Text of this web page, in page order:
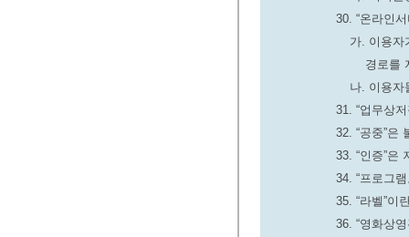
30. “온라인
가. 이용자
경로를
나. 이용자
31. “업무상
32. “공중”은
33. “인증”은
34. “프로그
35. “라벨”이
36. “영화상